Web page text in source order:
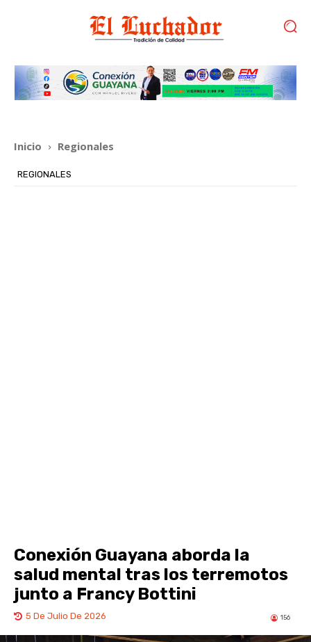
Inicio Regionales
REGIONALES
Conexión Guayana aborda la
salud mental tras los terremotos
junto a Francy Bottini
5 De Julio De 2026 156